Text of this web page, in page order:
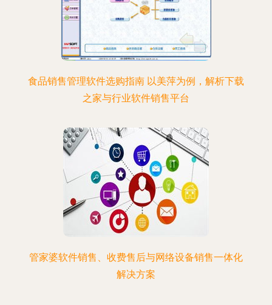
食品销售管理软件选购指南 以美萍为例，解析下载
之家与行业软件销售平台
管家婆软件销售、收费售后与网络设备销售一体化
解决方案